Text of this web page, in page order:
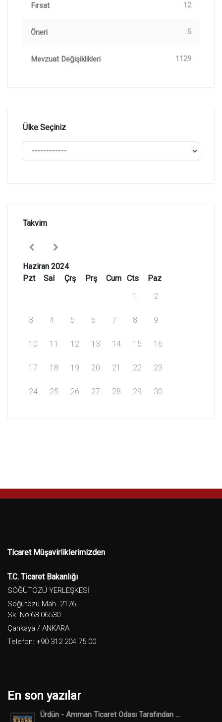
Fırsat 12
Öneri 5
Mevzuat Değişiklikleri 1129
Ülke Seçiniz
Takvim
Haziran 2024
Pzt
Sal Çrş Prş Cum Cts
Paz
1
2
3 4 5 6 7 8 9
10 11 12 13 14 15 16
17 18 19 20 21 22 23
24 25 26 27 28 29 30
Ticaret Müşavirliklerimizden
T.C. Ticaret Bakanlığı
SÖĞÜTÖZÜ YERLEŞKESİ
Söğütözü Mah. 2176.
Sk. No:63 06530
Çankaya / ANKARA
Telefon: +90 312 204 75 00
En son yazılar
Ürdün - Amman Ticaret Odası Tarafından ...